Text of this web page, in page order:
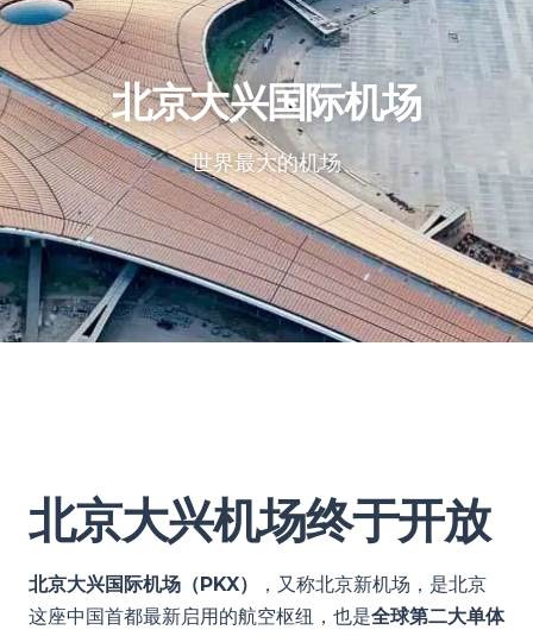
北京大兴国际机场
世界最大的机场
北京大兴机场终于开放
北京大兴国际机场（PKX）
，又称北京新机场，是北京
这座中国首都最新启用的航空枢纽，也是全球第二大单体